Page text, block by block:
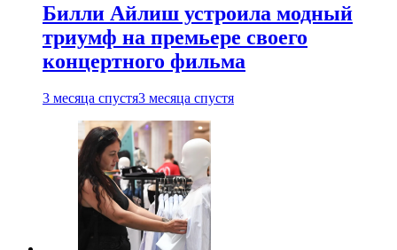
Билли Айлиш устроила модный
триумф на премьере своего
концертного фильма
3 месяца спустя3 месяца спустя